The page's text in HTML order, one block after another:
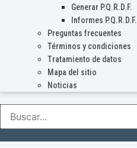
Generar P.Q.R.D.F.
Informes P.Q.R.D.F.
Preguntas frecuentes
Términos y condiciones
Tratamiento de datos
Mapa del sitio
Noticias